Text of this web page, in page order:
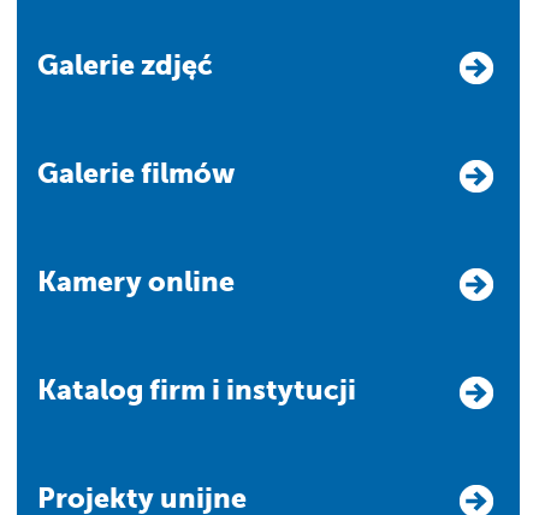
Galerie zdjęć
Galerie filmów
Kamery online
Katalog firm i instytucji
Projekty unijne